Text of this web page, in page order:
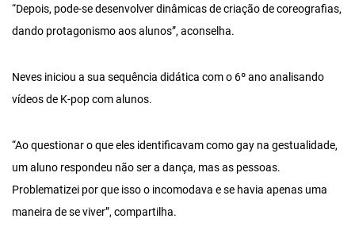
“Depois, pode-se desenvolver dinâmicas de criação de coreografias,
dando protagonismo aos alunos”, aconselha.
Neves iniciou a sua sequência didática com o 6º ano analisando
vídeos de K-pop com alunos.
“Ao questionar o que eles identificavam como gay na gestualidade,
um aluno respondeu não ser a dança, mas as pessoas.
Problematizei por que isso o incomodava e se havia apenas uma
maneira de se viver”, compartilha.